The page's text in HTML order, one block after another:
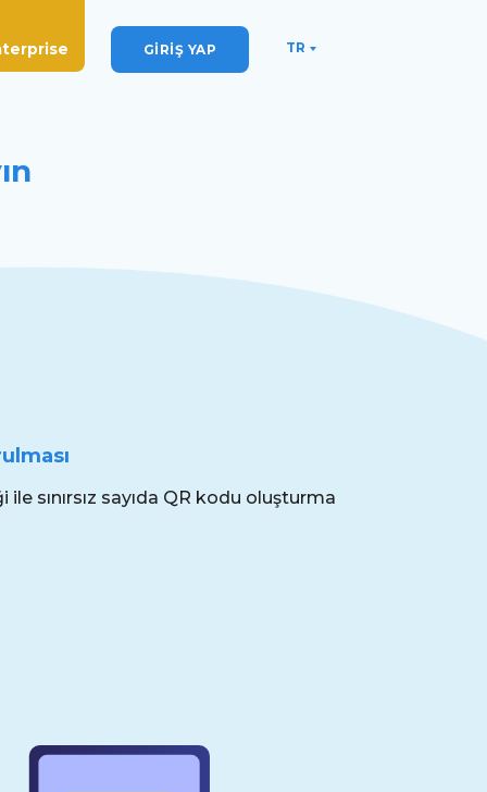
GİRİŞ YAP TR
sınırsız sayıda QR kodu oluşturma